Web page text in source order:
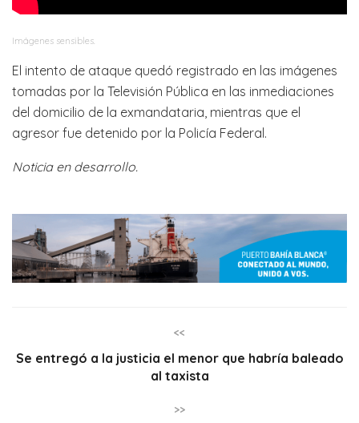
Imágenes sensibles.
El intento de ataque quedó registrado en las imágenes
tomadas por la Televisión Pública en las inmediaciones
del domicilio de la exmandataria, mientras que el
agresor fue detenido por la Policía Federal.
Noticia en desarrollo.
<<
Se entregó a la justicia el menor que habría baleado
al taxista
>>